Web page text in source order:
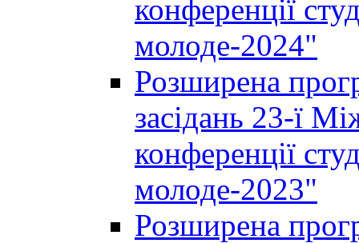
конференції
молоде-2024"
Розширена
засідань 23-ї
конференції
молоде-2023"
Розширена